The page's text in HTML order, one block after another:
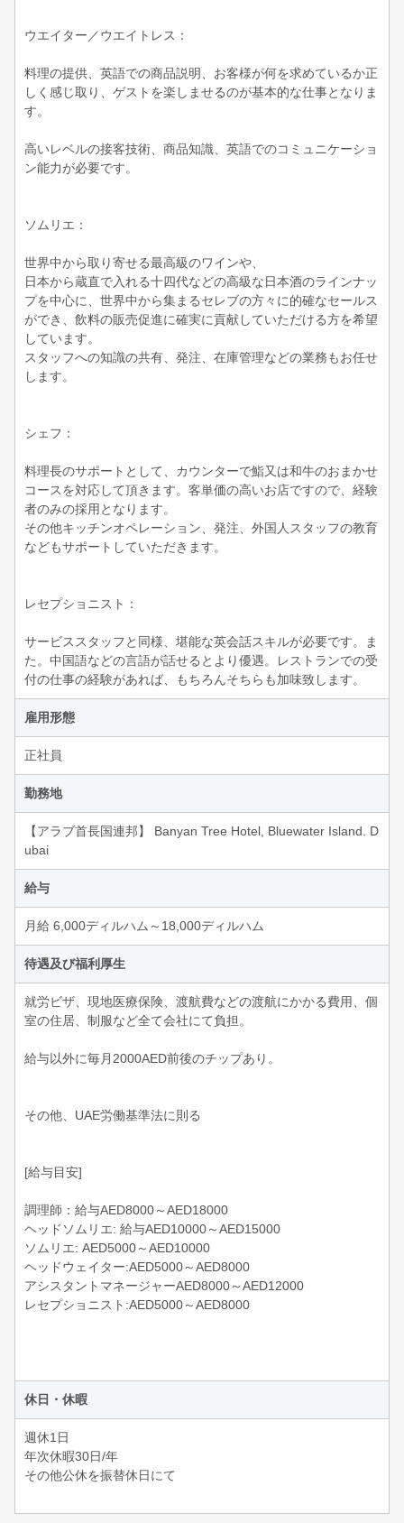
ウエイター／ウエイトレス：
料理の提供、英語での商品説明、お客様が何を求めているか正
しく感じ取り、ゲストを楽しませるのが基本的な仕事となりま
す。
高いレベルの接客技術、商品知識、英語でのコミュニケーショ
ン能力が必要です。
ソムリエ：
世界中から取り寄せる最高級のワインや、
日本から蔵直で入れる十四代などの高級な日本酒のラインナッ
プを中心に、世界中から集まるセレブの方々に的確なセールス
ができ、飲料の販売促進に確実に貢献していただける方を希望
しています。
スタッフへの知識の共有、発注、在庫管理などの業務もお任せ
します。
シェフ：
料理長のサポートとして、カウンターで鮨又は和牛のおまかせ
コースを対応して頂きます。客単価の高いお店ですので、経験
者のみの採用となります。
その他キッチンオペレーション、発注、外国人スタッフの教育
などもサポートしていただきます。
レセプショニスト：
サービススタッフと同様、堪能な英会話スキルが必要です。ま
た。中国語などの言語が話せるとより優遇。レストランでの受
付の仕事の経験があれば、もちろんそちらも加味致します。
雇用形態
正社員
勤務地
【アラブ首長国連邦】 Banyan Tree Hotel, Bluewater Island. D
ubai
給与
月給 6,000ディルハム～18,000ディルハム
待遇及び福利厚生
就労ビザ、現地医療保険、渡航費などの渡航にかかる費用、個
室の住居、制服など全て会社にて負担。
給与以外に毎月2000AED前後のチップあり。
その他、UAE労働基準法に則る
[給与目安]
調理師：給与AED8000～AED18000
ヘッドソムリエ: 給与AED10000～AED15000
ソムリエ: AED5000～AED10000
ヘッドウェイター:AED5000～AED8000
アシスタントマネージャーAED8000～AED12000
レセプショニスト:AED5000～AED8000
休日・休暇
週休1日
年次休暇30日/年
その他公休を振替休日にて